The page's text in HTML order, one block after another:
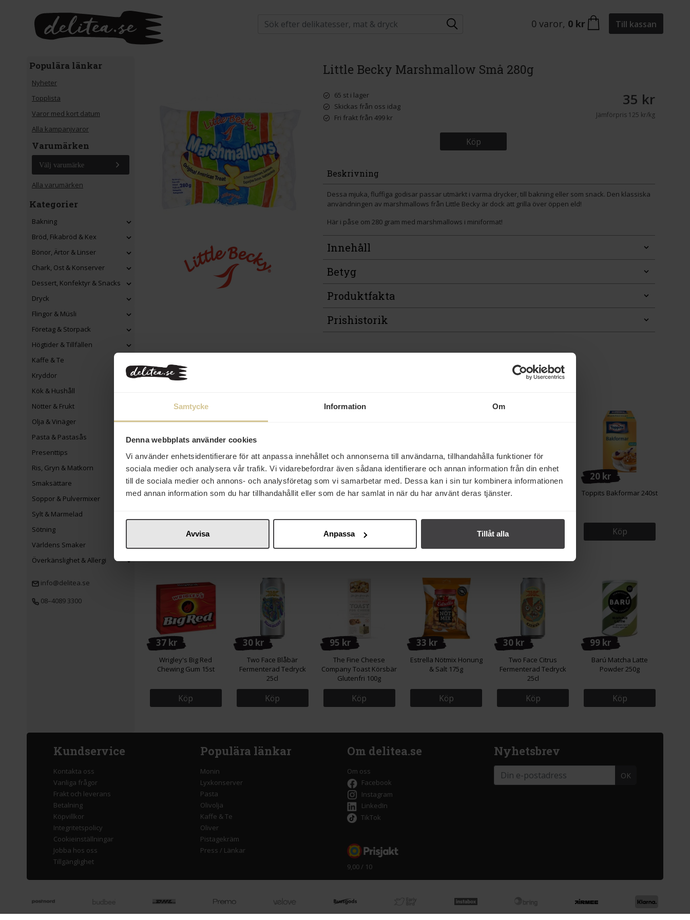
Samtycke Information Om
Denna webbplats använder cookies
Vi använder enhetsidentifierare för att anpassa innehållet och annonserna till användarna, tillhandahålla funktioner för
sociala medier och analysera vår trafik. Vi vidarebefordrar även sådana identifierare och annan information från din enhet
till de sociala medier och annons- och analysföretag som vi samarbetar med. Dessa kan i sin tur kombinera informationen
med annan information som du har tillhandahållit eller som de har samlat in när du har använt deras tjänster.
Avvisa Anpassa Tillåt alla
0 varor, 0 kr Till kassan
Populära länkar
Nyheter
Topplista
Varor med kort datum
Alla kampanjvaror
Varumärken
Välj varumärke
Alla varumärken
Kategorier
Bakning
Bröd, Fikabröd & Kex
Bönor, Ärtor & Linser
Chark, Ost & Konserver
Dessert, Konfektyr & Snacks
Dryck
Flingor & Müsli
Företag & Storpack
Högtider & Tillfällen
Kaffe & Te
Kryddor
Kök & Hushåll
Nötter & Frukt
Olja & Vinäger
Pasta & Pastasås
Presenttips
Ris, Gryn & Matkorn
Smaksättare
Soppor & Pulvermixer
Sylt & Marmelad
Sötning
Världens Smaker
Överkänslighet & Allergi
info@delitea.se
08–4089 3300
Little Becky Marshmallow Små 280g
65 st i lager
Skickas från oss idag
Fri frakt från 499 kr
35 kr
Jämförpris125 kr/kg
Köp
Beskrivning
Dessa mjuka, fluffiga godisar passar utmärkt i varma drycker, till bakning eller som snack. Den klassiska
användningen av marshmallows från Little Becky är dock att grilla över öppen eld!
Här i påse om 280 gram med marshmallows i miniformat!
Innehåll
Betyg
Produktfakta
Prishistorik
99 kr
Kort datum
Sevan Italienskt
Köp
43 kr
Lune de Miel Ekologisk
21 kr
Dansukker Pärlsocker
Köp
30 kr
Two Face Jordgubbe
43 kr
Almaregården
20 kr
Toppits Bakformar 240st
Köp
37 kr
Wrigley's Big Red
Chewing Gum 15st
Köp
30 kr
Two Face Blåbär
Fermenterad Tedryck
25cl
Köp
95 kr
The Fine Cheese
Company Toast Körsbär
Glutenfri 100g
Köp
33 kr
Estrella Nötmix Honung
& Salt 175g
Köp
30 kr
Two Face Citrus
Fermenterad Tedryck
25cl
Köp
99 kr
Barú Matcha Latte
Powder 250g
Köp
Kundservice
Kontakta oss
Vanliga frågor
Frakt och leverans
Betalning
Köpvillkor
Integritetspolicy
Cookieinställningar
Jobba hos oss
Tillgänglighet
Populära länkar
Monin
Lyxkonserver
Pasta
Olivolja
Kaffe & Te
Oliver
Pistagekräm
Press / Länkar
Om delitea.se
Om oss
Facebook
Instagram
LinkedIn
TikTok
9,00 / 10
Nyhetsbrev
OK